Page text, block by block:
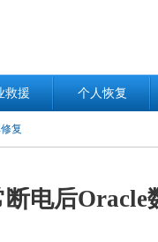
救援 个人恢复
复
断电后Oracle